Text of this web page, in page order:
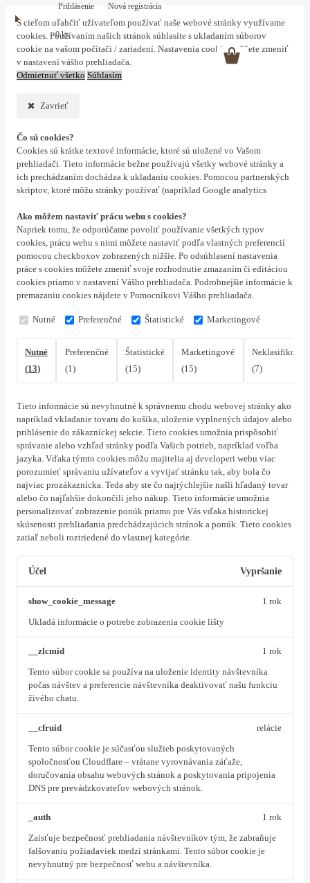
S cieľom uľahčiť užívateľom používať naše webové stránky využívame
cookies. Používaním našich stránok súhlasíte s ukladaním súborov
cookie na vašom počítači / zariadení. Nastavenia cookies môžete zmeniť
v nastavení vášho prehliadača.
Odmietnuť všetko Súhlasím
Zavrieť
Čo sú cookies?
Cookies sú krátke textové informácie, ktoré sú uložené vo Vašom
prehliadači. Tieto informácie bežne používajú všetky webové stránky a
ich prechádzaním dochádza k ukladaniu cookies. Pomocou partnerských
skriptov, ktoré môžu stránky používať (napríklad Google analytics
Ako môžem nastaviť prácu webu s cookies?
Napriek tomu, že odporúčame povoliť používanie všetkých typov
cookies, prácu webu s nimi môžete nastaviť podľa vlastných preferencií
pomocou checkboxov zobrazených nižšie. Po odsúhlasení nastavenia
práce s cookies môžete zmeniť svoje rozhodnutie zmazaním či editáciou
cookies priamo v nastavení Vášho prehliadača. Podrobnejšie informácie k
premazaniu cookies nájdete v Pomocníkovi Vášho prehliadača.
Nutné Preferenčné Štatistické Marketingové
Nutné
(13)
Preferenčné
(1)
Štatistické
(15)
Marketingové
(15)
(7)
Tieto informácie sú nevyhnutné k správnemu chodu webovej stránky ako
napríklad vkladanie tovaru do košíka, uloženie vyplnených údajov alebo
prihlásenie do zákazníckej sekcie. Tieto cookies umožnia prispôsobiť
správanie alebo vzhľad stránky podľa Vašich potrieb, napríklad voľba
jazyka. Vďaka týmto cookies môžu majitelia aj developeri webu viac
porozumieť správaniu užívateľov a vyvijať stránku tak, aby bola čo
najviac prozákaznícka. Teda aby ste čo najrýchlejšie našli hľadaný tovar
alebo čo najľahšie dokončili jeho nákup. Tieto informácie umožnia
personalizovať zobrazenie ponúk priamo pre Vás vďaka historickej
skúsenosti prehliadania predchádzajúcich stránok a ponúk. Tieto cookies
zatiaľ neboli roztriedené do vlastnej kategórie.
Účel Vypršanie
show_cookie_message
Ukladá informácie o potrebe zobrazenia cookie lišty
1 rok
__zlcmid
Tento súbor cookie sa používa na uloženie identity návštevníka
počas návštev a preferencie návštevníka deaktivovať našu funkciu
živého chatu.
1 rok
__cfruid
Tento súbor cookie je súčasťou služieb poskytovaných
spoločnosťou Cloudflare – vrátane vyrovnávania záťaže,
doručovania obsahu webových stránok a poskytovania pripojenia
DNS pre prevádzkovateľov webových stránok.
relácie
_auth
Zaisťuje bezpečnosť prehliadania návštevníkov tým, že zabraňuje
falšovaniu požiadaviek medzi stránkami. Tento súbor cookie je
nevyhnutný pre bezpečnosť webu a návštevníka.
1 rok
Prihlásenie Nová registrácia
0 ks